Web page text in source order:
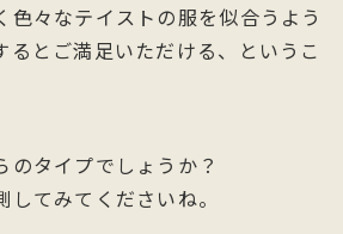
色々なテイストの服を似合うよう
るとご満足いただける、というこ
のタイプでしょうか？
てみてくださいね。